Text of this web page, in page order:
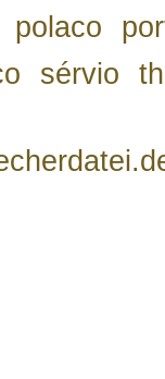
polaco
sérvio th